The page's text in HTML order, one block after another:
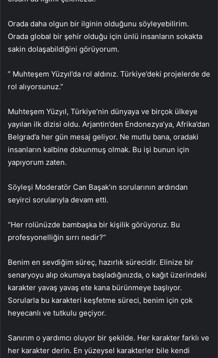
Orada daha olgun bir ilginin olduğunu söyleyebilirim.
Orada global bir şehir olduğu için ünlü insanların sokakta
sakin dolaşabildiğini görüyorum.
” Muhteşem Yüzyıl’da rol aldınız. Türkiye’deki projelerde de
rol alıyorsunuz.”
Muhteşem Yüzyıl, Türkiye’nin dünyaya ve birçok ülkeye
yayılan ilk dizisi oldu. Arjantin’den Endonezya’ya, Afrika’dan
Belgrad’a her gün mesaj geliyor. Ne mutlu bana, oradaki
insanların kalbine dokunmuş olmak. Bu işi bunun için
yapıyorum zaten.
Söyleşi Moderatör Can Başak’ın sorularının ardından
seyirci sorularıyla devam etti.
“Her rolünüzde bambaşka bir kişilik görüyoruz. Bu
profesyonelliğin sırrı nedir?”
Benim en sevdiğim süreç, hazırlık sürecidir. Elinize bir
senaryoyu alıp okumaya başladığınızda, o kağıt üzerindeki
karakter yavaş yavaş ete kana bürünmeye başlıyor.
Sorularla bu karakteri keşfetme süreci, benim için çok
heyecanlı ve tutkulu geçiyor.
Sanırım o yardımcı oluyor bir şekilde. Her karakter farklı ve
her karakter derin. En yüzeysel karakterler bile kendi